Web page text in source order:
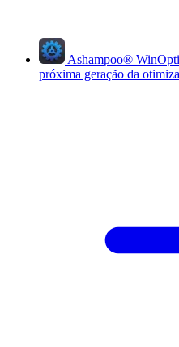
Ashampoo®
próxima geração da